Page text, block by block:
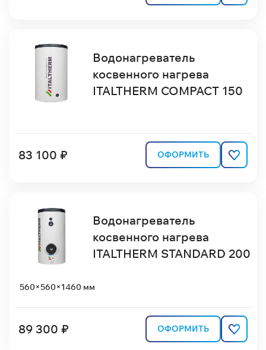
Водонагреватель
косвенного нагрева
ITALTHERM COMPACT 150
83 100 ₽ ОФОРМИТЬ
Водонагреватель
косвенного нагрева
ITALTHERM STANDARD 200
560×560×1460 мм
89 300 ₽ ОФОРМИТЬ